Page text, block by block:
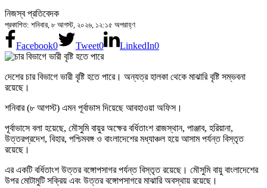
নিজস্ব প্রতিবেদক
প্রকাশিত: শনিবার, ৮ আগস্ট, ২০২৬, ১২:১৫ অপরাহ্ণ
Facebook0 Tweet0 LinkedIn0
দেশের চার বিভাগে ভারী বৃষ্টি হতে পারে। অন্যত্র হালকা থেকে মাঝারি বৃষ্টি সম্ভবনা
রয়েছে।
শনিবার (৮ আগস্ট) এমন পূর্বাভাস দিয়েছে আবহাওয়া অফিস।
পূর্বাভাসে বলা হয়েছে, মৌসুমি বায়ুর অক্ষের বর্ধিতাংশ রাজস্থান, পাঞ্জাব, হরিয়ানা,
উত্তরপ্রদেশ, বিহার, পশ্চিমবঙ্গ ও বাংলাদেশের মধ্যাঞ্চল হয়ে আসাম পর্যন্ত বিস্তৃত
রয়েছে।
এর একটি বর্ধিতাংশ উত্তর বঙ্গোপসাগর পর্যন্ত বিস্তৃত রয়েছে। মৌসুমি বায়ু বাংলাদেশের
উপর মোটামুটি সক্রিয় এবং উত্তর বঙ্গোপসাগরে মাঝারি অবস্থায় রয়েছে।